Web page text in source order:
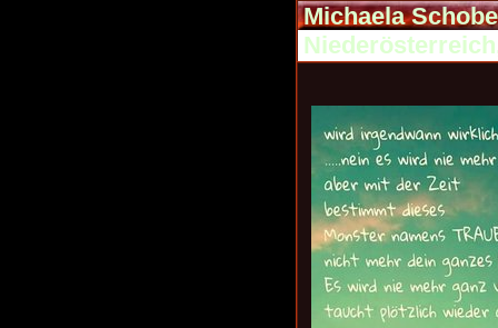
Michaela